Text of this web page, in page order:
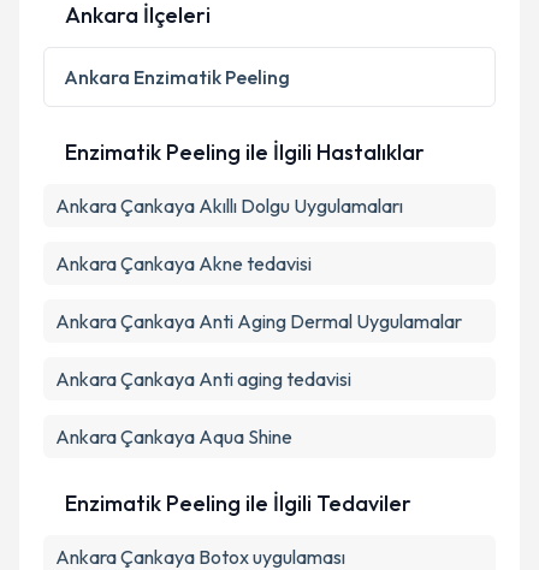
Kişisel verilerimin işlenmesine ilişkinAydınlatma
Metni
'ni okudum ve kişisel verilerimin belirtilen
kapsamda işlenmesini kabul ediyorum.
Takvim Talebini Gönder
Ankara İlçeleri
Ankara Enzimatik Peeling
Enzimatik Peeling ile İlgili Hastalıklar
Ankara Çankaya Akıllı Dolgu Uygulamaları
Ankara Çankaya Akne tedavisi
Ankara Çankaya Anti Aging Dermal Uygulamalar
Ankara Çankaya Anti aging tedavisi
Ankara Çankaya Aqua Shine
Enzimatik Peeling ile İlgili Tedaviler
Ankara Çankaya Botox uygulaması